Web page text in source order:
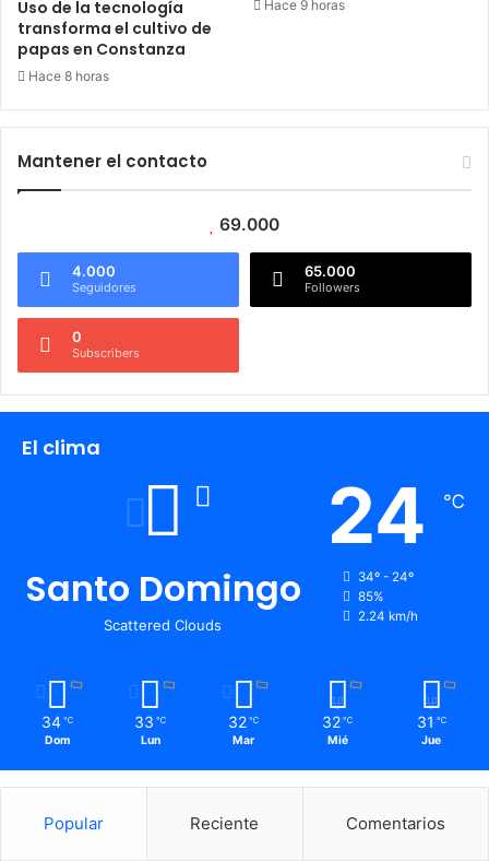
Uso de la tecnología
transforma el cultivo de
papas en Constanza
Hace 8 horas
Hace 9 horas
Mantener el contacto
69.000
4.000
Seguidores
65.000
Followers
0
Subscribers
El clima
Santo Domingo
Scattered Clouds
24 ℃
34º - 24º
85%
2.24 km/h
34 ℃
Dom
33 ℃
Lun
32 ℃
Mar
32 ℃
Mié
31 ℃
Jue
Popular Reciente Comentarios